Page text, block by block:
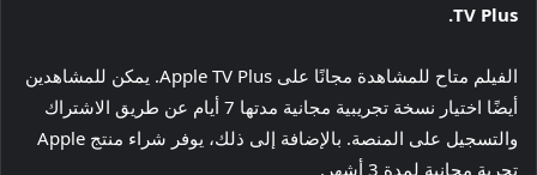
TV Plus.
الفيلم متاح للمشاهدة مجانًا على Apple TV Plus. يمكن للمشاهدين
أيضًا اختيار نسخة تجريبية مجانية مدتها 7 أيام عن طريق الاشتراك
والتسجيل على المنصة. بالإضافة إلى ذلك، يوفر شراء منتج Apple
تجربة مجانية لمدة 3 أشهر.